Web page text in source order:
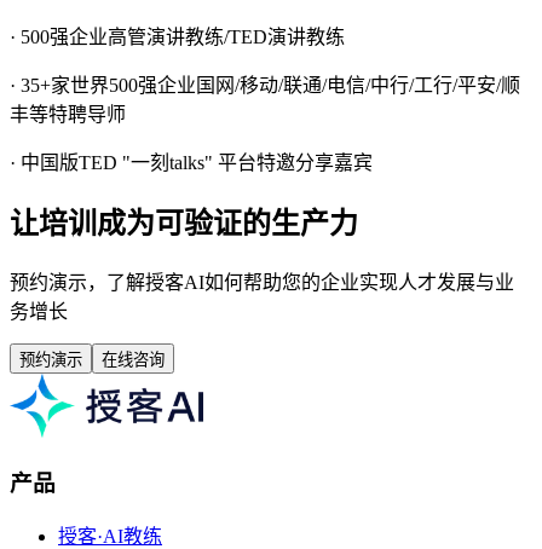
· 500强企业高管演讲教练/TED演讲教练
· 35+家世界500强企业国网/移动/联通/电信/中行/工行/平安/顺
丰等特聘导师
· 中国版TED "一刻talks" 平台特邀分享嘉宾
让培训成为可验证的生产力
预约演示，了解授客AI如何帮助您的企业实现人才发展与业
务增长
预约演示 在线咨询
产品
授客·AI教练